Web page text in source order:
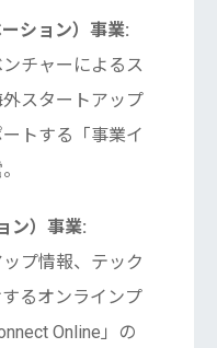
ション）事業:
チャーによるス
スタートアップ
トする「事業イ
ン）事業:
プ情報、テック
るオンラインプ
Online」の